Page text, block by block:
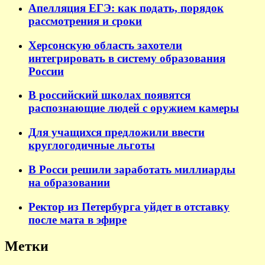
Апелляция ЕГЭ: как подать, порядок
рассмотрения и сроки
Херсонскую область захотели
интегрировать в систему образования
России
В российский школах появятся
распознающие людей с оружием камеры
Для учащихся предложили ввести
круглогодичные льготы
В Росси решили заработать миллиарды
на образовании
Ректор из Петербурга уйдет в отставку
после мата в эфире
Метки